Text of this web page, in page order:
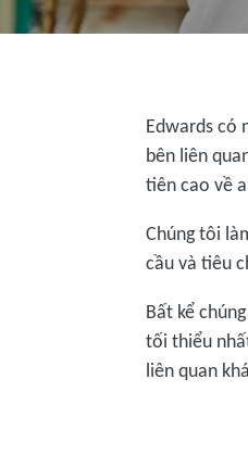
Edwards có
bên liên
tiên cao về
Chúng tôi
cầu và tiêu
Bất kể
tối thiểu
liên quan